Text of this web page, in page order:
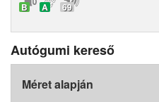
B A 69
Autógumi kereső
Méret alapján